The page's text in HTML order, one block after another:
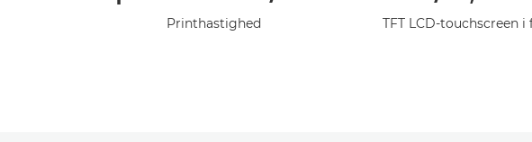
Printhastighed TFT LCD-touchscreen i